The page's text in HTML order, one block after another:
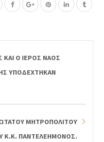
Ο ΙΕΡΟΣ ΝΑΟΣ
ΥΠΟΔΕΧΤΗΚΑΝ
ΜΗΤΡΟΠΟΛΙΤΟΥ
Κ.Κ. ΠΑΝΤΕΛΕΗΜΟΝΟΣ.